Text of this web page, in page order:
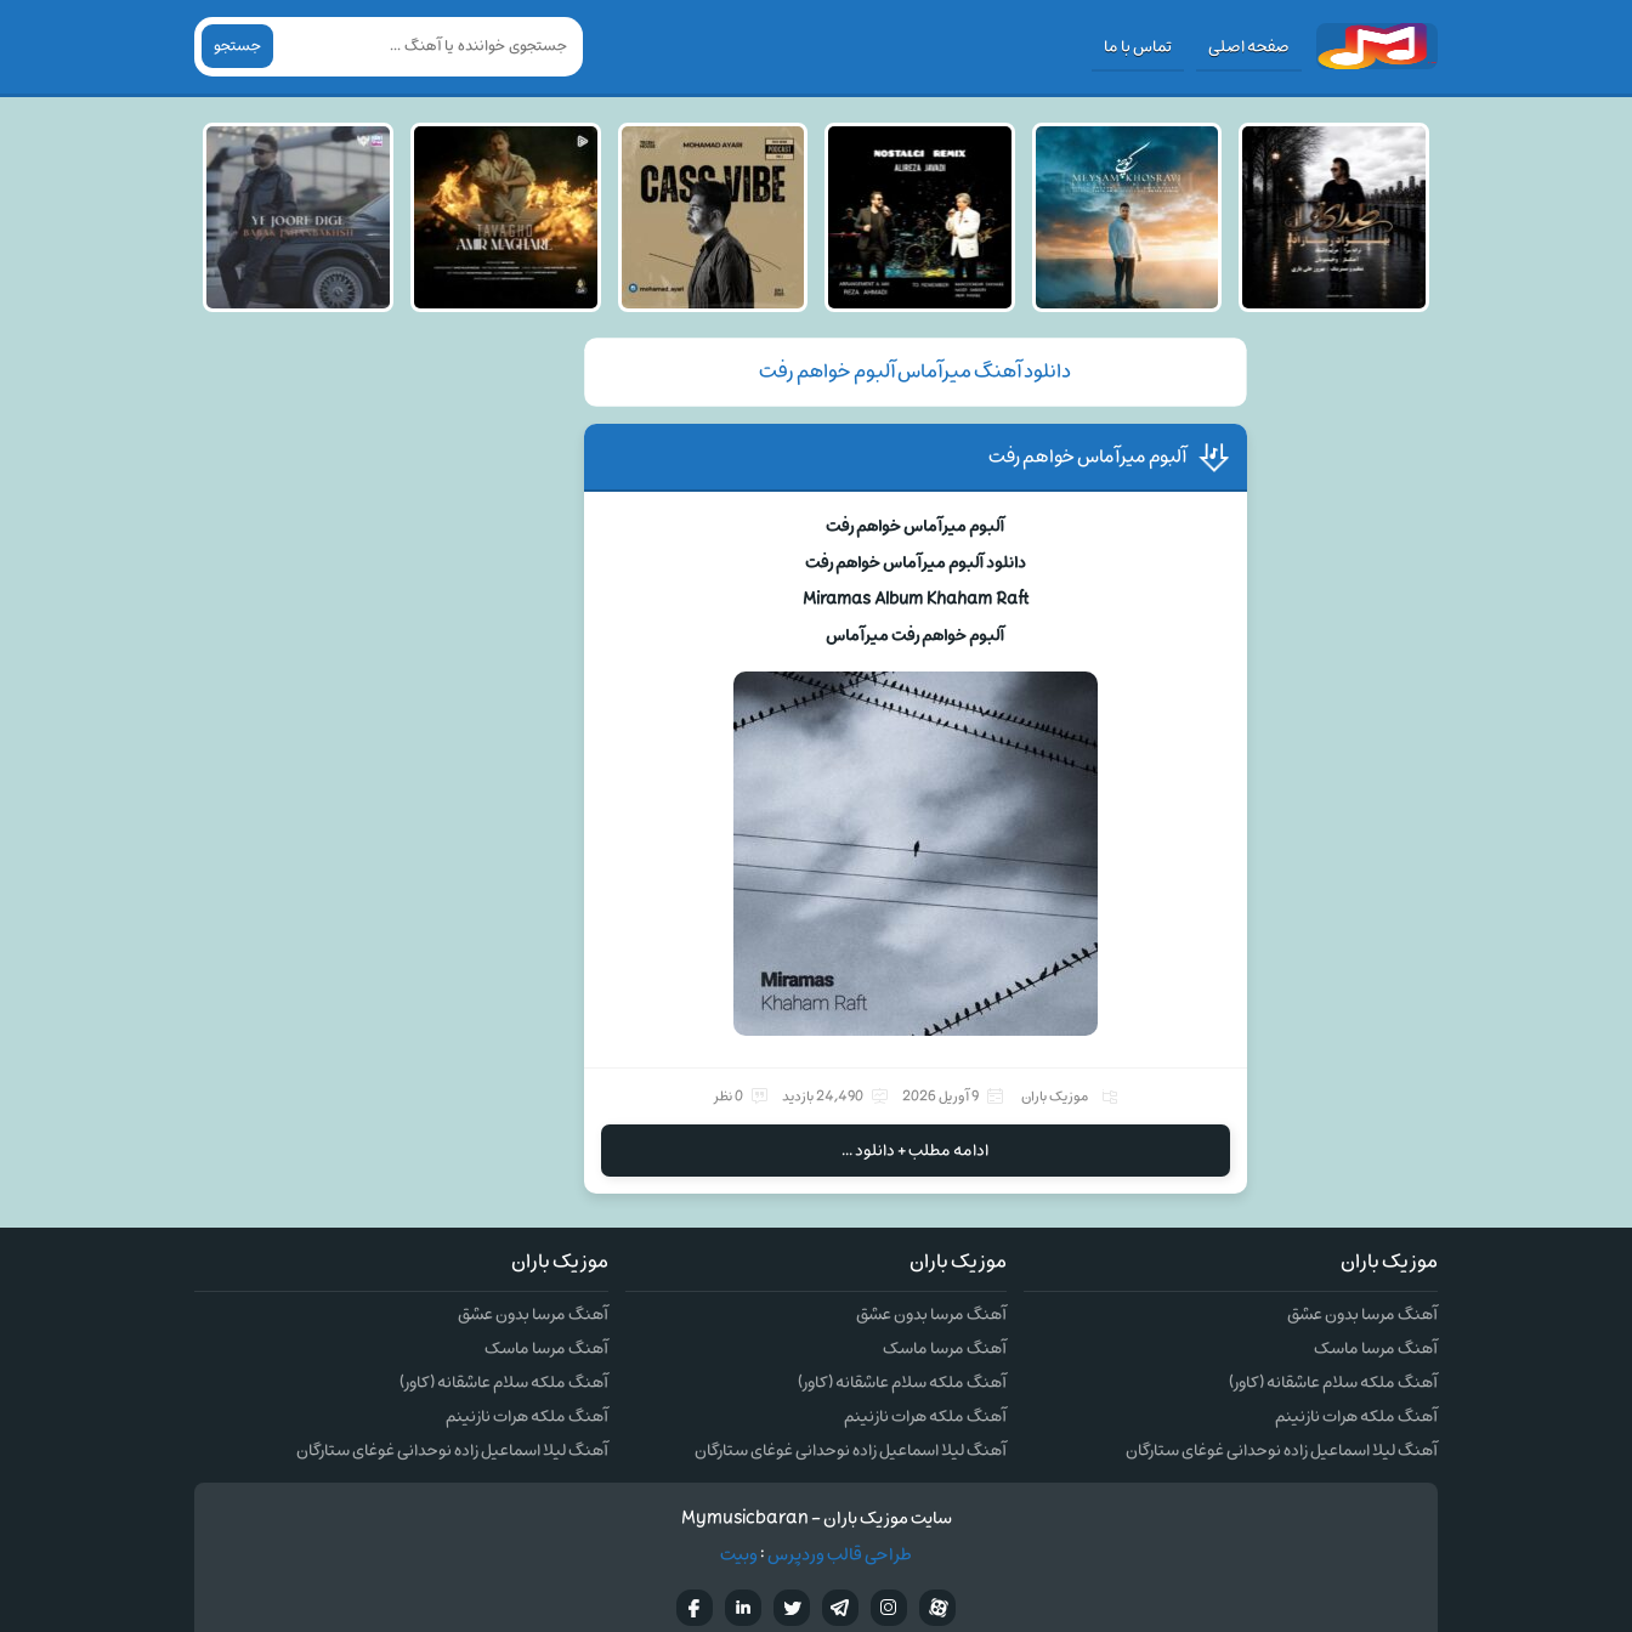
صفحه اصلی تماس با ما جستجو
دانلود آهنگ میرآماس آلبوم خواهم رفت
آلبوم میرآماس خواهم رفت
آلبوم میرآماس خواهم رفت
دانلود آلبوم میرآماس خواهم رفت
Miramas Album Khaham Raft
آلبوم خواهم رفت میرآماس
موزیک باران 9 آوریل 2026 24,490 بازدید 0 نظر
ادامه مطلب + دانلود ...
موزیک باران
آهنگ مرسا بدون عشق
آهنگ مرسا ماسک
آهنگ ملکه سلام عاشقانه (کاور)
آهنگ ملکه هرات نازنینم
آهنگ لیلا اسماعیل زاده نوحدانی غوغای ستارگان
موزیک باران
آهنگ مرسا بدون عشق
آهنگ مرسا ماسک
آهنگ ملکه سلام عاشقانه (کاور)
آهنگ ملکه هرات نازنینم
آهنگ لیلا اسماعیل زاده نوحدانی غوغای ستارگان
موزیک باران
آهنگ مرسا بدون عشق
آهنگ مرسا ماسک
آهنگ ملکه سلام عاشقانه (کاور)
آهنگ ملکه هرات نازنینم
آهنگ لیلا اسماعیل زاده نوحدانی غوغای ستارگان
سایت موزیک باران - Mymusicbaran
طراحی قالب وردپرس:وبیت
تويترتلگرام
اینستاگرام آپارات